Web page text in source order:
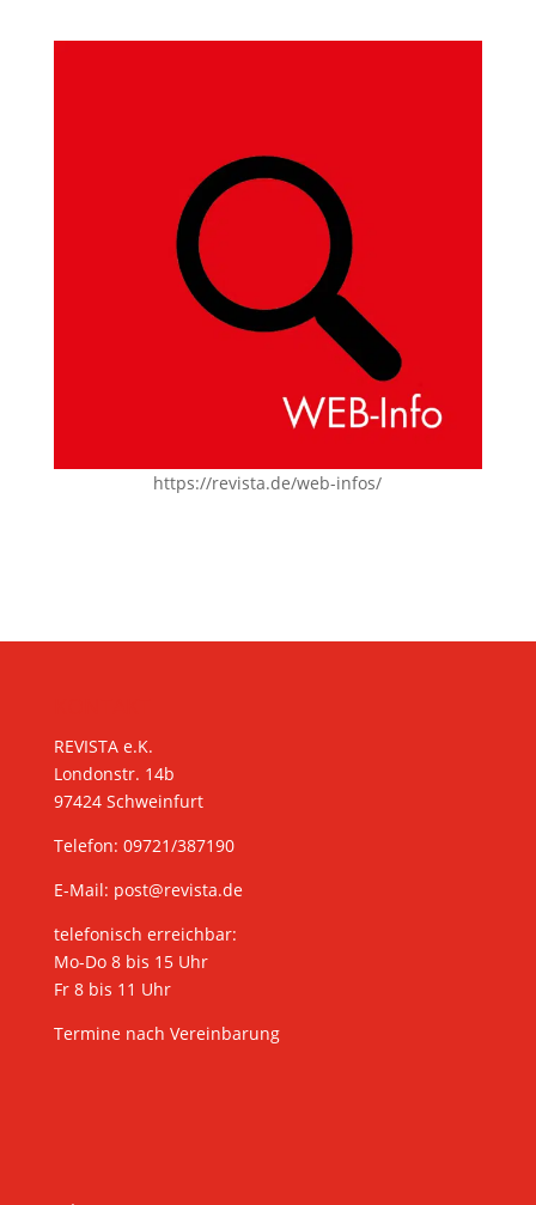
https://revista.de/web-infos/
REVISTA e.K.
Londonstr. 14b
97424 Schweinfurt
Telefon: 09721/387190
E-Mail: post@revista.de
telefonisch erreichbar:
Mo-Do 8 bis 15 Uhr
Fr 8 bis 11 Uhr
Termine nach Vereinbarung